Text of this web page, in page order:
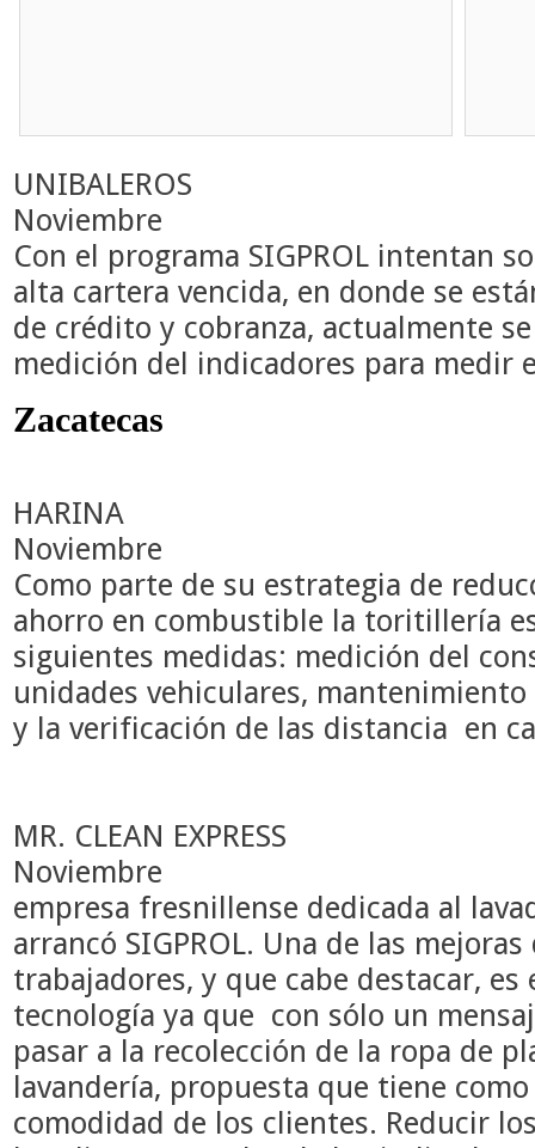
UNIBALEROS
Noviembre
Con el programa SIGPROL intentan
alta cartera vencida, en donde se
de crédito y cobranza, actualmente
medición del indicadores para medir
Zacatecas
HARINA
Noviembre
Como parte de su estrategia de
ahorro en combustible la toritillería
siguientes medidas: medición del
unidades vehiculares,
y la verificación de las distancia en
MR. CLEAN EXPRESS
Noviembre
empresa fresnillense dedicada al
arrancó SIGPROL. Una de las
trabajadores, y que cabe destacar,
tecnología ya que con sólo un
pasar a la recolección de la ropa de
lavandería, propuesta que tiene
comodidad de los clientes. Reducir